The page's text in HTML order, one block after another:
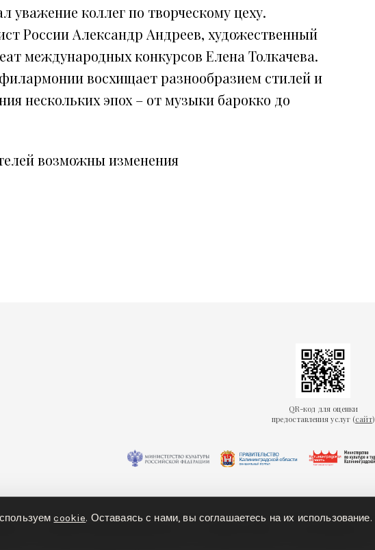
уважение коллег по творческому цеху.
России Александр Андреев, художественный
международных конкурсов Елена Толкачева.
восхищает разнообразием стилей и
нескольких эпох – от музыки барокко до
возможны изменения
QR-код для оценки
предоставления услуг (сайт)
cookie. Оставаясь с нами, вы соглашаетесь на их использование.